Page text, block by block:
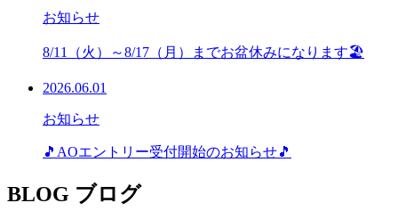
お知らせ
8/11（火）～8/17（月）までお盆休みになります🏖
2026.06.01
お知らせ
🎵AOエントリー受付開始のお知らせ🎵
BLOG ブログ